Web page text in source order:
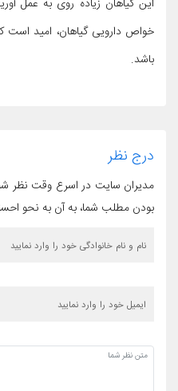
این گیاهان زیاده روی به عمل
خواص دارویی گیاهان، امید است
باشد.
درج نظر
مدیران سایت در اسرع وقت نظر
بودن مطلب شما، به آن به نحو